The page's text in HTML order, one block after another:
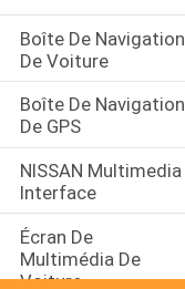
Boîte De Navigation
De Voiture
Boîte De Navigation
De GPS
NISSAN Multimedia
Interface
Écran De
Multimédia De
Voiture